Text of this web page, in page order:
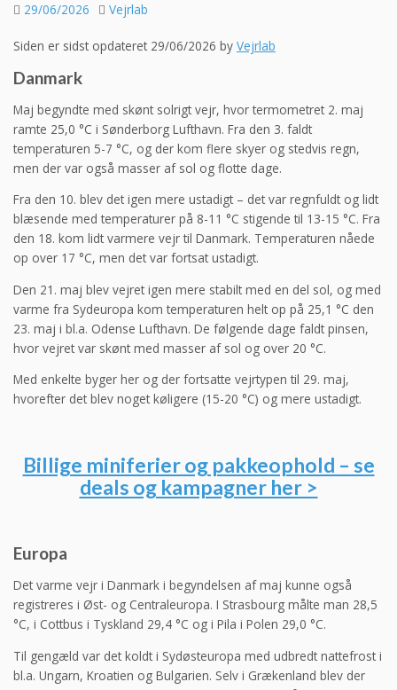
29/06/2026 Vejrlab
Siden er sidst opdateret 29/06/2026 by Vejrlab
Danmark
Maj begyndte med skønt solrigt vejr, hvor termometret 2. maj
ramte 25,0 °C i Sønderborg Lufthavn. Fra den 3. faldt
temperaturen 5-7 °C, og der kom flere skyer og stedvis regn,
men der var også masser af sol og flotte dage.
Fra den 10. blev det igen mere ustadigt – det var regnfuldt og lidt
blæsende med temperaturer på 8-11 °C stigende til 13-15 °C. Fra
den 18. kom lidt varmere vejr til Danmark. Temperaturen nåede
op over 17 °C, men det var fortsat ustadigt.
Den 21. maj blev vejret igen mere stabilt med en del sol, og med
varme fra Sydeuropa kom temperaturen helt op på 25,1 °C den
23. maj i bl.a. Odense Lufthavn. De følgende dage faldt pinsen,
hvor vejret var skønt med masser af sol og over 20 °C.
Med enkelte byger her og der fortsatte vejrtypen til 29. maj,
hvorefter det blev noget køligere (15-20 °C) og mere ustadigt.
Billige miniferier og pakkeophold – se
deals og kampagner her >
Europa
Det varme vejr i Danmark i begyndelsen af maj kunne også
registreres i Øst- og Centraleuropa. I Strasbourg målte man 28,5
°C, i Cottbus i Tyskland 29,4 °C og i Pila i Polen 29,0 °C.
Til gengæld var det koldt i Sydøsteuropa med udbredt nattefrost i
bl.a. Ungarn, Kroatien og Bulgarien. Selv i Grækenland blev der